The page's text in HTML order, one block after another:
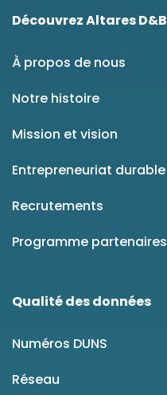
Découvrez Altares D&B
À propos de nous
Notre histoire
Mission et vision
Entrepreneuriat durable
Recrutements
Programme partenaires
Qualité des données
Numéros DUNS
Réseau